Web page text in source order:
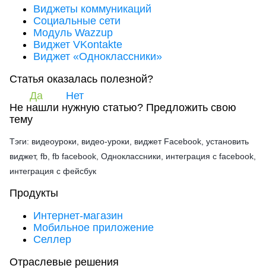
Виджеты коммуникаций
Социальные сети
Модуль Wazzup
Виджет VKontakte
Виджет «Одноклассники»
Статья оказалась полезной?
Да
Нет
Не нашли нужную статью? Предложить свою
тему
Тэги: видеоуроки, видео-уроки, виджет Facebook, установить
виджет, fb, fb facebook, Одноклассники, интеграция с facebook,
интеграция с фейсбук
Продукты
Интернет-магазин
Мобильное приложение
Селлер
Отраслевые решения